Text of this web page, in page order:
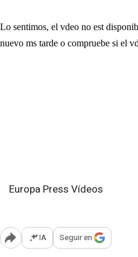
Europa Press Vídeos
Abrir opciones para compartir
IA Seguir en